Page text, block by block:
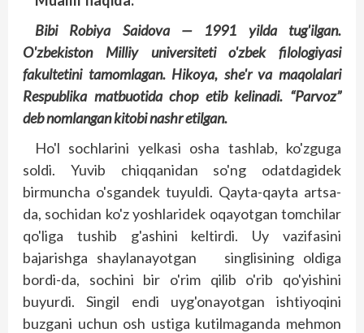
Bibi Robiya Saidova — 1991 yilda tug'ilgan.
O'zbekiston Milliy universiteti o'zbek filologiyasi
fakultetini tamomlagan. Hikoya, she'r va maqolalari
Respublika matbuotida chop etib kelinadi. “Parvoz”
deb nomlangan kitobi nashr etilgan.
Ho'l sochlarini yelkasi osha tashlab, ko'zguga
soldi. Yuvib chiqqanidan so'ng odatdagidek
birmuncha o'sgandek tuyuldi. Qayta-qayta art­sa-
da, sochidan ko'z yoshlaridek oqayotgan tomchilar
qo'liga tushib g'ashini keltirdi. Uy vazifasini
bajarishga shaylanayotgan singlisining oldiga
bordi-da, sochini bir o'rim qilib o'rib qo'yishini
buyurdi. Singil endi uyg'onayotgan ishtiyoqini
buzgani uchun osh ustiga kutilmaganda mehmon